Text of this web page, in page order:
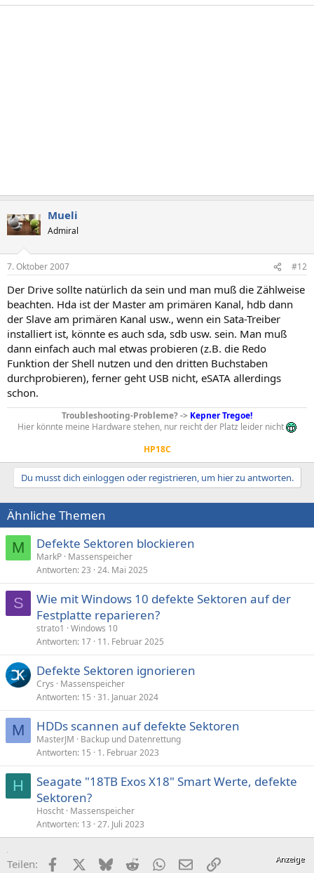
Mueli
Admiral
7. Oktober 2007 #12
Der Drive sollte natürlich da sein und man muß die Zählweise
beachten. Hda ist der Master am primären Kanal, hdb dann
der Slave am primären Kanal usw., wenn ein Sata-Treiber
installiert ist, könnte es auch sda, sdb usw. sein. Man muß
dann einfach auch mal etwas probieren (z.B. die Redo
Funktion der Shell nutzen und den dritten Buchstaben
durchprobieren), ferner geht USB nicht, eSATA allerdings
schon.
Troubleshooting-Probleme? -> Kepner Tregoe!
Hier könnte meine Hardware stehen, nur reicht der Platz leider nicht
HP18C
Du musst dich einloggen oder registrieren, um hier zu antworten.
Ähnliche Themen
M Defekte Sektoren blockieren
MarkP Massenspeicher
Antworten 23 24. Mai 2025
S
Wie mit Windows 10 defekte Sektoren auf der
Festplatte reparieren?
strato1
Windows 10
Antworten 17 11. Februar 2025
Defekte Sektoren ignorieren
Crys
Massenspeicher
Antworten 15 31. Januar 2024
M HDDs scannen auf defekte Sektoren
MasterJM
Backup und Datenrettung
Antworten 15 1. Februar 2023
H
Seagate "18TB Exos X18" Smart Werte, defekte
Sektoren?
Hoscht Massenspeicher
Antworten 13 27. Juli 2023
Teilen: FacebookX (Twitter)
BlueskyRedditWhatsApp
E-MailLink